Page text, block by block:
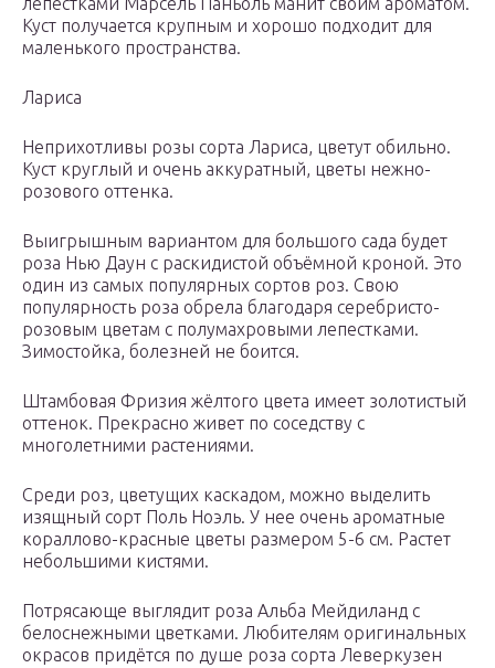
Куст получается крупным и хорошо подходит для
маленького пространства.
Лариса
Неприхотливы розы сорта Лариса, цветут обильно.
Куст круглый и очень аккуратный, цветы нежно-
розового оттенка.
Выигрышным вариантом для большого сада будет
роза Нью Даун с раскидистой объёмной кроной. Это
один из самых популярных сортов роз. Свою
популярность роза обрела благодаря серебристо-
розовым цветам с полумахровыми лепестками.
Зимостойка, болезней не боится.
Штамбовая Фризия жёлтого цвета имеет золотистый
оттенок. Прекрасно живет по соседству с
многолетними растениями.
Среди роз, цветущих каскадом, можно выделить
изящный сорт Поль Ноэль. У нее очень ароматные
кораллово-красные цветы размером 5-6 см. Растет
небольшими кистями.
Потрясающе выглядит роза Альба Мейдиланд с
белоснежными цветками. Любителям оригинальных
окрасов придётся по душе роза сорта Леверкузен